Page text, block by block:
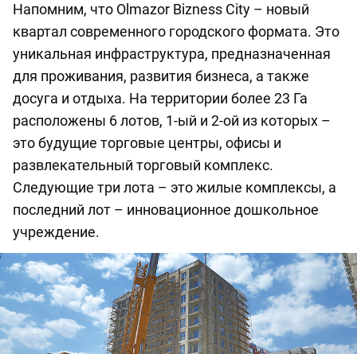
Напомним, что Olmazor Bizness City – новый
квартал современного городского формата. Это
уникальная инфраструктура, предназначенная
для проживания, развития бизнеса, а также
досуга и отдыха. На территории более 23 Га
расположены 6 лотов, 1-ый и 2-ой из которых –
это будущие торговые центры, офисы и
развлекательный торговый комплекс.
Следующие три лота – это жилые комплексы, а
последний лот – инновационное дошкольное
учреждение.